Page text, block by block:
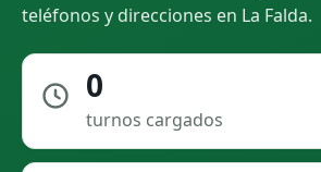
teléfonos y direcciones en La Falda.
0
turnos cargados